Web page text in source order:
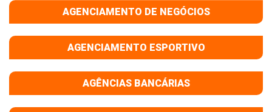
AGENCIAMENTO DE NEGÓCIOS
AGENCIAMENTO ESPORTIVO
AGÊNCIAS BANCÁRIAS